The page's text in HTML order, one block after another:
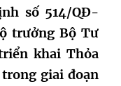
số 514/QĐ-
trưởng Bộ Tư
khai Thỏa
giai đoạn